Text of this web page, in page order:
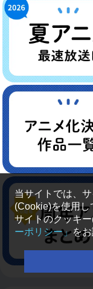
当サイトでは、
(Cookie)を使用し
サイトのクッキ
ーポリシー」 を